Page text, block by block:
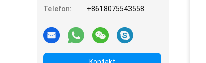
Telefon:
+8618075543558